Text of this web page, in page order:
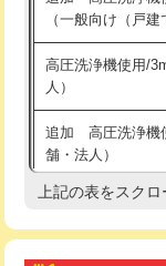
持込商品取付（単
持込商品取付（混
持込商品取付（浄
持込商品取付（温
持込商品取付（
（一般向け（戸建
高圧洗浄機使用/
人）
追加 高圧洗浄機
舗・法人）
高度高圧洗浄換
上記の表をスクロ